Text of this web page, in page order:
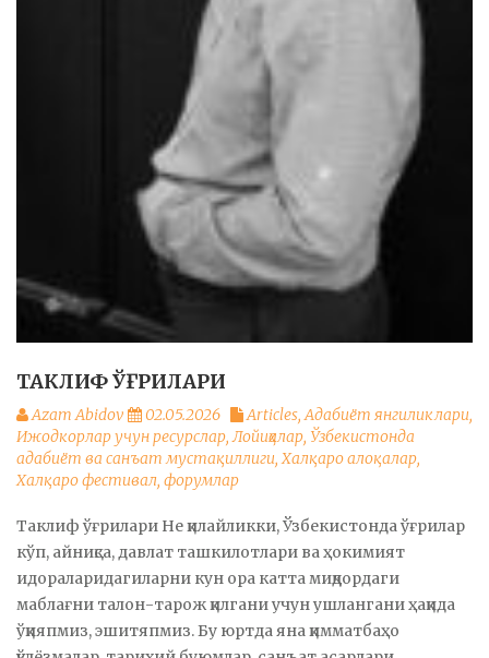
ТАКЛИФ ЎҒРИЛАРИ
Azam Abidov 02.05.2026 Articles,Адабиёт янгиликлари,
Ижодкорлар учун ресурслар,Лойиҳалар, Ўзбекистонда
адабиёт ва санъат мустақиллиги,Халқаро алоқалар,
Халқаро фестивал, форумлар
Таклиф ўғрилари Не қилайликки, Ўзбекистонда ўғрилар
кўп, айниқса, давлат ташкилотлари ва ҳокимият
идораларидагиларни кун ора катта миқдордаги
маблағни талон-тарож қилгани учун ушлангани ҳақида
ўқияпмиз, эшитяпмиз. Бу юртда яна қимматбаҳо